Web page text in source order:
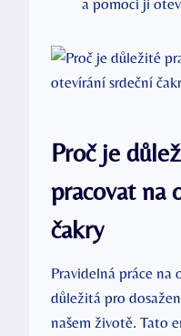
Proč je
pracovat na
čakry
Pravidelná práce na
důležitá pro
našem životě. Tato